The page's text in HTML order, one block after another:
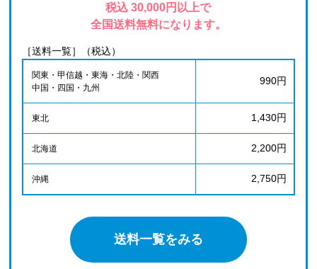
税込 30,000円以上で
全国送料無料になります。
［送料一覧］（税込）
関東・甲信越・東海・北陸・関西
中国・四国・九州
990円
東北 1,430円
北海道 2,200円
沖縄 2,750円
送料一覧をみる